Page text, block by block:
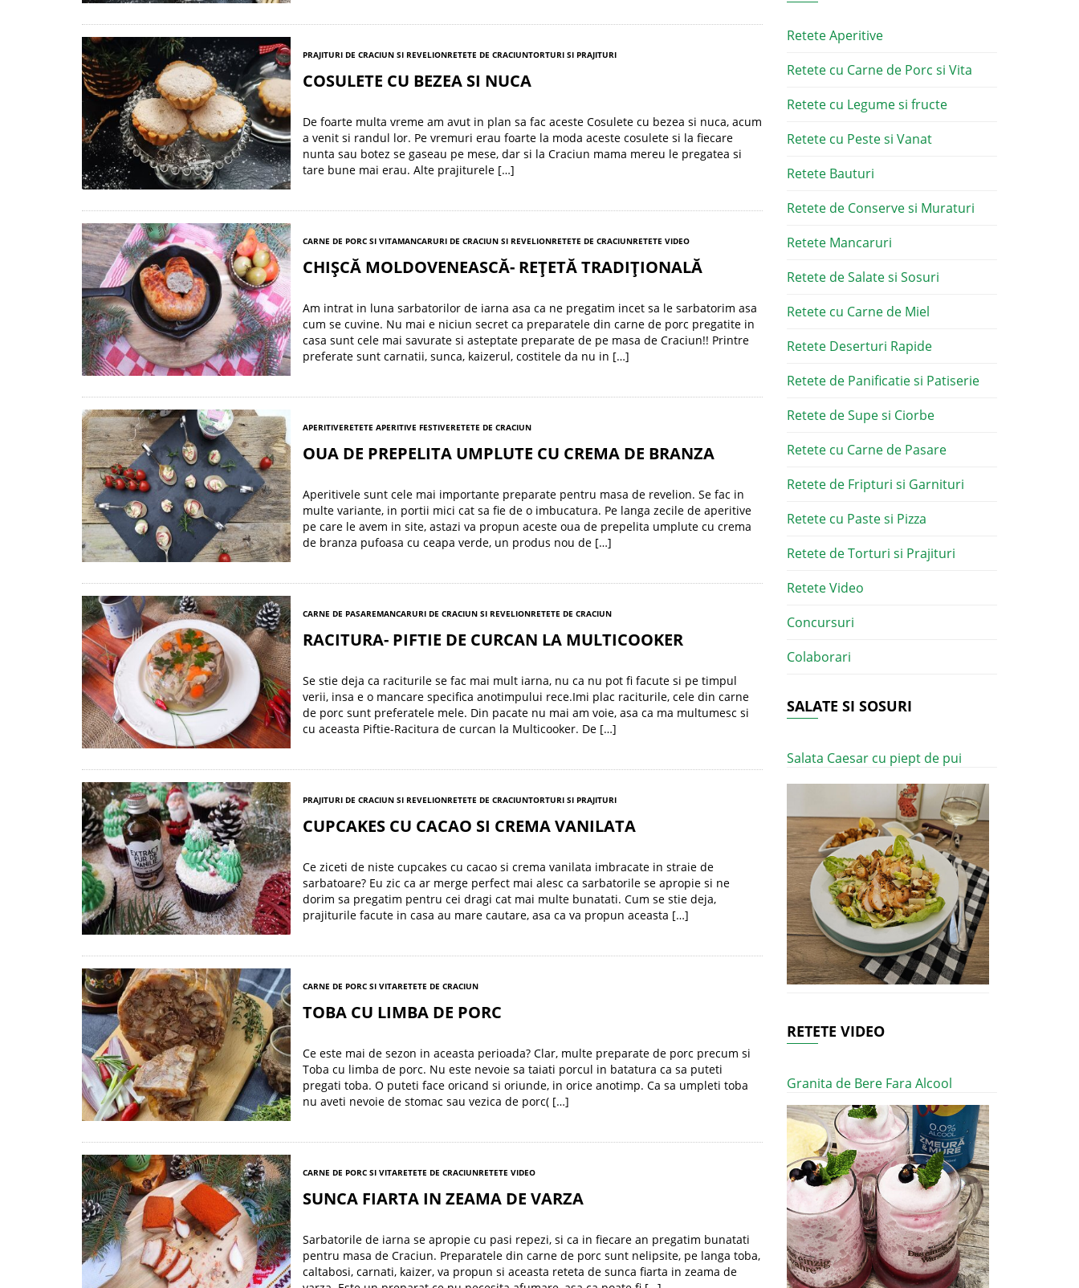
PRAJITURI DE CRACIUN SI REVELIONRETETE DE CRACIUNTORTURI SI PRAJITURI
COSULETE CU BEZEA SI NUCA
De foarte multa vreme am avut in plan sa fac aceste Cosulete cu bezea si nuca, acum
a venit si randul lor. Pe vremuri erau foarte la moda aceste cosulete si la fiecare
nunta sau botez se gaseau pe mese, dar si la Craciun mama mereu le pregatea si
tare bune mai erau. Alte prajiturele […]
CARNE DE PORC SI VITAMANCARURI DE CRACIUN SI REVELIONRETETE DE CRACIUNRETETE VIDEO
CHIȘCĂ MOLDOVENEASCĂ- REȚETĂ TRADIȚIONALĂ
Am intrat in luna sarbatorilor de iarna asa ca ne pregatim incet sa le sarbatorim asa
cum se cuvine. Nu mai e niciun secret ca preparatele din carne de porc pregatite in
casa sunt cele mai savurate si asteptate preparate de pe masa de Craciun!! Printre
preferate sunt carnatii, sunca, kaizerul, costitele da nu in […]
APERITIVERETETE APERITIVE FESTIVERETETE DE CRACIUN
OUA DE PREPELITA UMPLUTE CU CREMA DE BRANZA
Aperitivele sunt cele mai importante preparate pentru masa de revelion. Se fac in
multe variante, in portii mici cat sa fie de o imbucatura. Pe langa zecile de aperitive
pe care le avem in site, astazi va propun aceste oua de prepelita umplute cu crema
de branza pufoasa cu ceapa verde, un produs nou de […]
CARNE DE PASAREMANCARURI DE CRACIUN SI REVELIONRETETE DE CRACIUN
RACITURA- PIFTIE DE CURCAN LA MULTICOOKER
Se stie deja ca raciturile se fac mai mult iarna, nu ca nu pot fi facute si pe timpul
verii, insa e o mancare specifica anotimpului rece.Imi plac raciturile, cele din carne
de porc sunt preferatele mele. Din pacate nu mai am voie, asa ca ma multumesc si
cu aceasta Piftie-Racitura de curcan la Multicooker. De […]
PRAJITURI DE CRACIUN SI REVELIONRETETE DE CRACIUNTORTURI SI PRAJITURI
CUPCAKES CU CACAO SI CREMA VANILATA
Ce ziceti de niste cupcakes cu cacao si crema vanilata imbracate in straie de
sarbatoare? Eu zic ca ar merge perfect mai alesc ca sarbatorile se apropie si ne
dorim sa pregatim pentru cei dragi cat mai multe bunatati. Cum se stie deja,
prajiturile facute in casa au mare cautare, asa ca va propun aceasta […]
CARNE DE PORC SI VITARETETE DE CRACIUN
TOBA CU LIMBA DE PORC
Ce este mai de sezon in aceasta perioada? Clar, multe preparate de porc precum si
Toba cu limba de porc. Nu este nevoie sa taiati porcul in batatura ca sa puteti
pregati toba. O puteti face oricand si oriunde, in orice anotimp. Ca sa umpleti toba
nu aveti nevoie de stomac sau vezica de porc( […]
CARNE DE PORC SI VITARETETE DE CRACIUNRETETE VIDEO
SUNCA FIARTA IN ZEAMA DE VARZA
Sarbatorile de iarna se apropie cu pasi repezi, si ca in fiecare an pregatim bunatati
pentru masa de Craciun. Preparatele din carne de porc sunt nelipsite, pe langa toba,
caltabosi, carnati, kaizer, va propun si aceasta reteta de sunca fiarta in zeama de
Retete Aperitive
Retete cu Carne de Porc si Vita
Retete cu Legume si fructe
Retete cu Peste si Vanat
Retete Bauturi
Retete de Conserve si Muraturi
Retete Mancaruri
Retete de Salate si Sosuri
Retete cu Carne de Miel
Retete Deserturi Rapide
Retete de Panificatie si Patiserie
Retete de Supe si Ciorbe
Retete cu Carne de Pasare
Retete de Fripturi si Garnituri
Retete cu Paste si Pizza
Retete de Torturi si Prajituri
Retete Video
Concursuri
Colaborari
SALATE SI SOSURI
Salata Caesar cu piept de pui
RETETE VIDEO
Granita de Bere Fara Alcool